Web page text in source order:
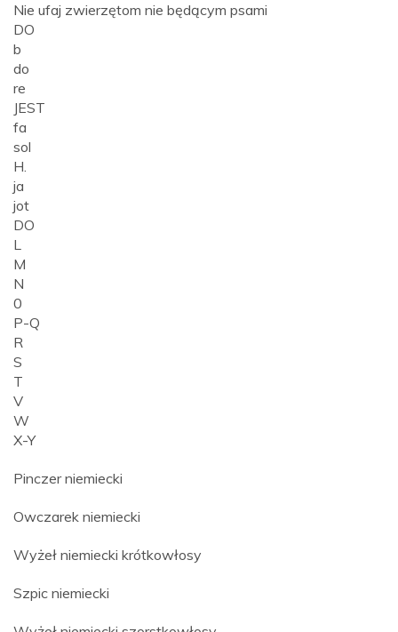
Nie ufaj zwierzętom nie będącym psami
DO
b
do
re
JEST
fa
sol
H.
ja
jot
DO
L
M
N
0
P-Q
R
S
T
V
W
X-Y
Pinczer niemiecki
Owczarek niemiecki
Wyżeł niemiecki krótkowłosy
Szpic niemiecki